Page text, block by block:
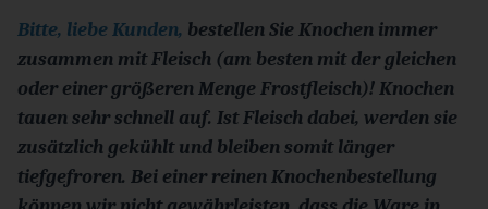
Bitte, liebe Kunden, bestellen Sie Knochen immer
zusammen mit Fleisch (am besten mit der gleichen
oder einer größeren Menge Frostfleisch)! Knochen
tauen sehr schnell auf. Ist Fleisch dabei, werden sie
zusätzlich gekühlt und bleiben somit länger
tiefgefroren. Bei einer reinen Knochenbestellung